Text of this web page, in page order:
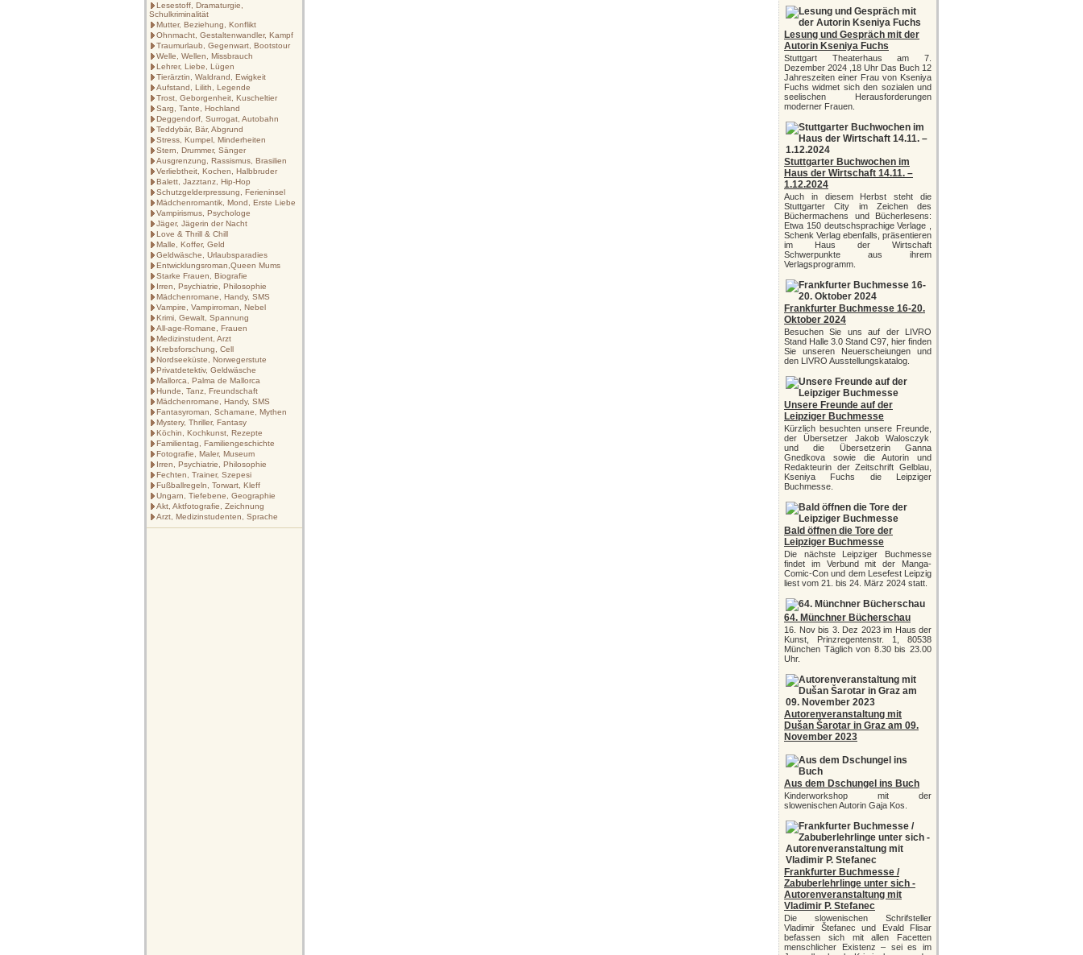
Lesestoff, Dramaturgie,
Schulkriminalität
Mutter, Beziehung, Konflikt
Ohnmacht, Gestaltenwandler, Kampf
Traumurlaub, Gegenwart, Bootstour
Welle, Wellen, Missbrauch
Lehrer, Liebe, Lügen
Tierärztin, Waldrand, Ewigkeit
Aufstand, Lilith, Legende
Trost, Geborgenheit, Kuscheltier
Sarg, Tante, Hochland
Deggendorf, Surrogat, Autobahn
Teddybär, Bär, Abgrund
Stress, Kumpel, Minderheiten
Stern, Drummer, Sänger
Ausgrenzung, Rassismus, Brasilien
Verliebtheit, Kochen, Halbbruder
Balett, Jazztanz, Hip-Hop
Schutzgelderpressung, Ferieninsel
Mädchenromantik, Mond, Erste Liebe
Vampirismus, Psychologe
Jäger, Jägerin der Nacht
Love & Thrill & Chill
Malle, Koffer, Geld
Geldwäsche, Urlaubsparadies
Entwicklungsroman,Queen Mums
Starke Frauen, Biografie
Irren, Psychiatrie, Philosophie
Mädchenromane, Handy, SMS
Vampire, Vampirroman, Nebel
Krimi, Gewalt, Spannung
All-age-Romane, Frauen
Medizinstudent, Arzt
Krebsforschung, Cell
Nordseeküste, Norwegerstute
Privatdetektiv, Geldwäsche
Mallorca, Palma de Mallorca
Hunde, Tanz, Freundschaft
Mädchenromane, Handy, SMS
Fantasyroman, Schamane, Mythen
Mystery, Thriller, Fantasy
Köchin, Kochkunst, Rezepte
Familientag, Familiengeschichte
Fotografie, Maler, Museum
Irren, Psychiatrie, Philosophie
Fechten, Trainer, Szepesi
Fußballregeln, Torwart, Kleff
Ungarn, Tiefebene, Geographie
Akt, Aktfotografie, Zeichnung
Arzt, Medizinstudenten, Sprache
Lesung und Gespräch mit der
Autorin Kseniya Fuchs
Stuttgart Theaterhaus am 7.
Dezember 2024 ,18 Uhr Das Buch 12
Jahreszeiten einer Frau von Kseniya
Fuchs widmet sich den sozialen und
seelischen Herausforderungen
moderner Frauen.
Stuttgarter Buchwochen im
Haus der Wirtschaft 14.11. –
1.12.2024
Auch in diesem Herbst steht die
Stuttgarter City im Zeichen des
Büchermachens und Bücherlesens:
Etwa 150 deutschsprachige Verlage ,
Schenk Verlag ebenfalls, präsentieren
im Haus der Wirtschaft
Schwerpunkte aus ihrem
Verlagsprogramm.
Frankfurter Buchmesse 16-20.
Oktober 2024
Besuchen Sie uns auf der LIVRO
Stand Halle 3.0 Stand C97, hier finden
Sie unseren Neuerscheiungen und
den LIVRO Ausstellungskatalog.
Unsere Freunde auf der
Leipziger Buchmesse
Kürzlich besuchten unsere Freunde,
der Übersetzer Jakob Walosczyk
und die Übersetzerin Ganna
Gnedkova sowie die Autorin und
Redakteurin der Zeitschrift Gelblau,
Kseniya Fuchs die Leipziger
Buchmesse.
Bald öffnen die Tore der
Leipziger Buchmesse
Die nächste Leipziger Buchmesse
findet im Verbund mit der Manga-
Comic-Con und dem Lesefest Leipzig
liest vom 21. bis 24. März 2024 statt.
64. Münchner Bücherschau
16. Nov bis 3. Dez 2023 im Haus der
Kunst, Prinzregentenstr. 1, 80538
München Täglich von 8.30 bis 23.00
Uhr.
Autorenveranstaltung mit
Dušan Šarotar in Graz am 09.
November 2023
Aus dem Dschungel ins Buch
Kinderworkshop mit der
slowenischen Autorin Gaja Kos.
Frankfurter Buchmesse /
Zabuberlehrlinge unter sich -
Autorenveranstaltung mit
Vladimir P. Stefanec
Die slowenischen Schrifsteller
Vladimir Štefanec und Evald Flisar
befassen sich mit allen Facetten
menschlicher Existenz – sei es im